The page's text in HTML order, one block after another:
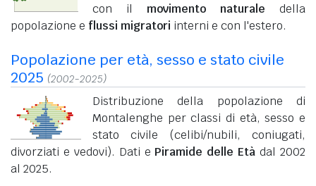
con il movimento naturale della
popolazione e flussi migratori interni e con l'estero.
Popolazione per età, sesso e stato civile
2025 (2002-2025)
Distribuzione della popolazione di
Montalenghe per classi di età, sesso e
stato civile (celibi/nubili, coniugati,
divorziati e vedovi). Dati e Piramide delle Età dal 2002
al 2025.